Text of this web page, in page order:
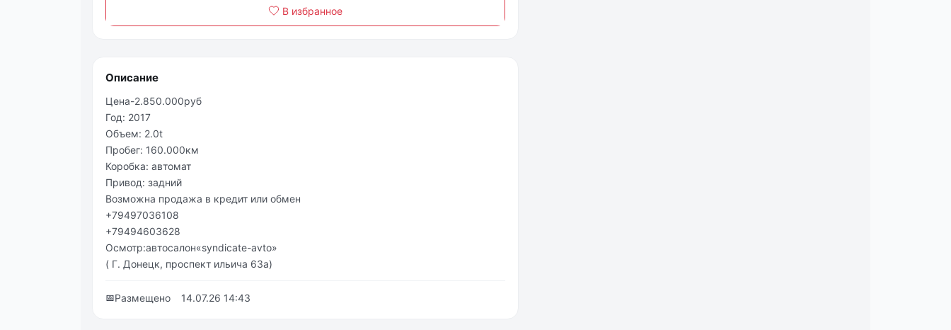
В избранное
Описание
Цена-2.850.000руб
Год: 2017
Объем: 2.0t
Пробег: 160.000км
Коробка: автомат
Привод: задний
Возможна продажа в кредит или обмен
+79497036108
+79494603628
Осмотр:автосалон«syndicate-avto»
( Г. Донецк, проспект ильича 63а)
📅Размещено 14.07.26 14:43